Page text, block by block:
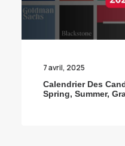
7 avril, 2025
Calendrier Des
Spring, Summer,